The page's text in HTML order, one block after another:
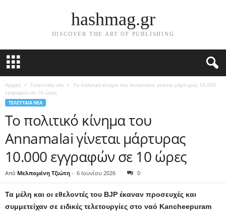
hashmag.gr
DISCOVER THE ART OF PUBLISHING
Αρχική Τελευταία νέα
Το πολιτικό κίνημα του Annamalai γίνεται μάρτυρας 10.000
εγγραφών σε 10 ώρες
ΤΕΛΕΥΤΑΊΑ ΝΈΑ
Το πολιτικό κίνημα του
Annamalai γίνεται μάρτυρας
10.000 εγγραφών σε 10 ώρες
Από Μελπομένη Τζιώτη - 6 Ιουνίου 2026 0
Τα μέλη και οι εθελοντές του BJP έκαναν προσευχές και
συμμετείχαν σε ειδικές τελετουργίες στο ναό Kancheepuram